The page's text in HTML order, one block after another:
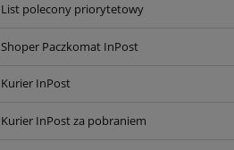
List polecony priorytetowy
Shoper Paczkomat InPost
Kurier InPost
Kurier InPost za pobraniem